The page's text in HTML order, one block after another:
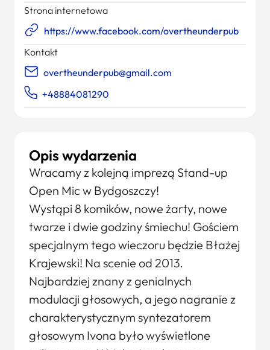
Opis wydarzenia
Wracamy z kolejną imprezą Stand-up
Open Mic w Bydgoszczy!
Wystąpi 8 komików, nowe żarty, nowe
twarze i dwie godziny śmiechu! Gościem
specjalnym tego wieczoru będzie Błażej
Krajewski! Na scenie od 2013.
Najbardziej znany z genialnych
modulacji głosowych, a jego nagranie z
charakterystycznym syntezatorem
głosowym Ivona było wyświetlone
Strona internetowa
https://www.facebook.com/overtheunderpub
Kontakt
overtheunderpub@gmail.com
+48884081290